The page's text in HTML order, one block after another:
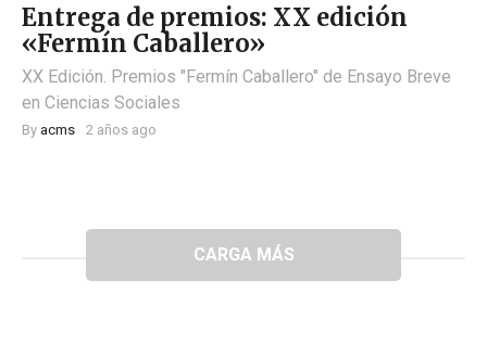
Entrega de premios: XX edición
«Fermín Caballero»
XX Edición. Premios "Fermín Caballero" de Ensayo Breve
en Ciencias Sociales
By acms 2 años ago
CARGA MÁS